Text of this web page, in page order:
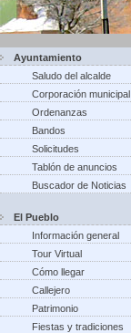
Ayuntamiento
Saludo del alcalde
Corporación municipal
Ordenanzas
Bandos
Solicitudes
Tablón de anuncios
Buscador de Noticias
El Pueblo
Información general
Tour Virtual
Cómo llegar
Callejero
Patrimonio
Fiestas y tradiciones